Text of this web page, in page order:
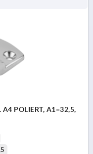
A4 POLIERT, A1=32,5,